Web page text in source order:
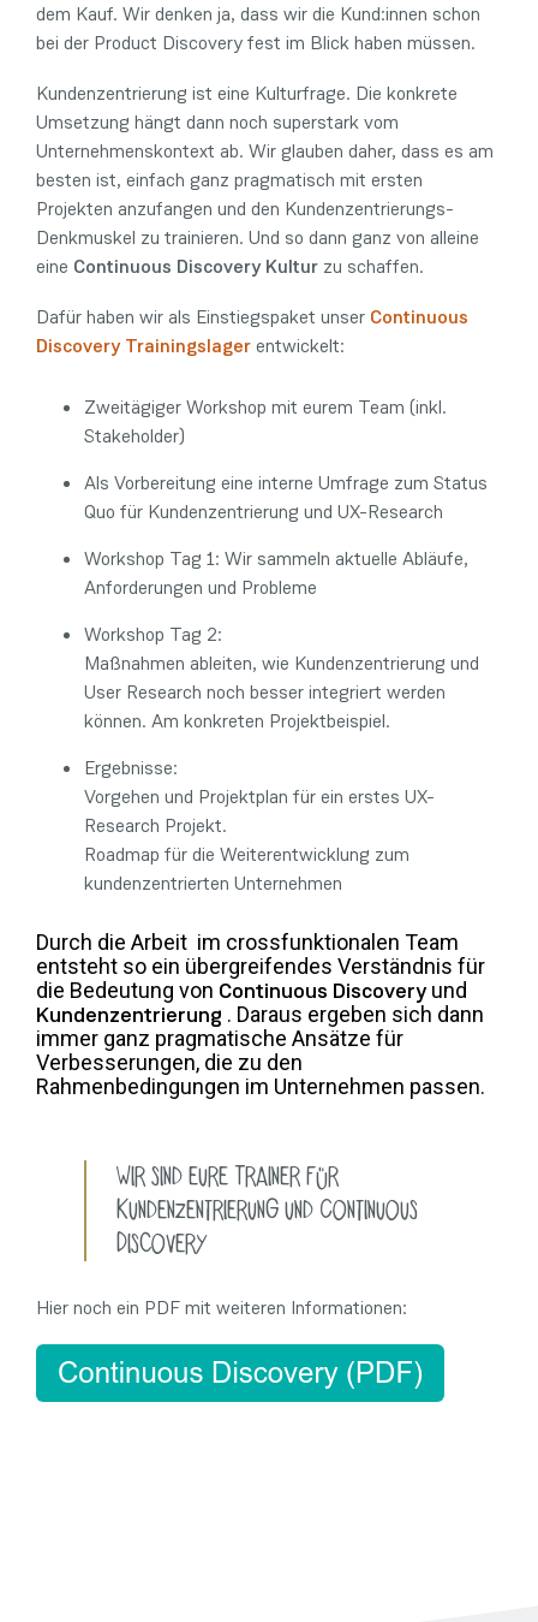
dem Kauf. Wir denken ja, dass wir die Kund:innen schon
bei der Product Discovery fest im Blick haben müssen.
Kundenzentrierung ist eine Kulturfrage. Die konkrete
Umsetzung hängt dann noch superstark vom
Unternehmenskontext ab. Wir glauben daher, dass es am
besten ist, einfach ganz pragmatisch mit ersten
Projekten anzufangen und den Kundenzentrierungs-
Denkmuskel zu trainieren. Und so dann ganz von alleine
eine Continuous Discovery Kultur zu schaffen.
Dafür haben wir als Einstiegspaket unser Continuous
Discovery Trainingslagerentwickelt:
Zweitägiger Workshop mit eurem Team (inkl.
Stakeholder)
Als Vorbereitung eine interne Umfrage zum Status
Quo für Kundenzentrierung und UX-Research
Workshop Tag 1: Wir sammeln aktuelle Abläufe,
Anforderungen und Probleme
Workshop Tag 2:
Maßnahmen ableiten, wie Kundenzentrierung und
User Research noch besser integriert werden
können. Am konkreten Projektbeispiel.
Ergebnisse:
Vorgehen und Projektplan für ein erstes UX-
Research Projekt.
Roadmap für die Weiterentwicklung zum
kundenzentrierten Unternehmen
Durch die Arbeit im crossfunktionalen Team
entsteht so ein übergreifendes Verständnis für
die Bedeutung von Continuous Discovery und
Kundenzentrierung . Daraus ergeben sich dann
immer ganz pragmatische Ansätze für
Verbesserungen, die zu den
Rahmenbedingungen im Unternehmen passen.
Wir sind eure Trainer für
Kundenzentrierung und Continuous
Discovery
Hier noch ein PDF mit weiteren Informationen: